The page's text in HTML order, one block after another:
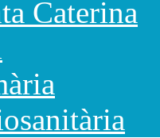
Caterina